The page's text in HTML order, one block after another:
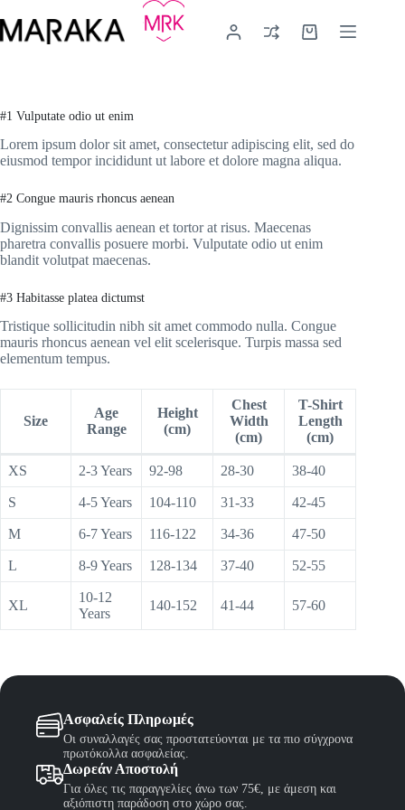
στο
περιεχόμενο
Καλάθι
#1 Vulputate odio ut enim
Lorem ipsum dolor sit amet, consectetur adipiscing elit, sed do
eiusmod tempor incididunt ut labore et dolore magna aliqua.
#2 Congue mauris rhoncus aenean
Dignissim convallis aenean et tortor at risus. Maecenas
pharetra convallis posuere morbi. Vulputate odio ut enim
blandit volutpat maecenas.
#3 Habitasse platea dictumst
Tristique sollicitudin nibh sit amet commodo nulla. Congue
mauris rhoncus aenean vel elit scelerisque. Turpis massa sed
elementum tempus.
Size
Age
Range
Height
(cm)
Chest
Width
(cm)
T-Shirt
Length
(cm)
XS 2-3 Years 92-98 28-30 38-40
S 4-5 Years 104-110 31-33 42-45
M 6-7 Years 116-122 34-36 47-50
L 8-9 Years 128-134 37-40 52-55
XL
10-12
Years
140-152 41-44 57-60
Ασφαλείς Πληρωμές
Οι συναλλαγές σας προστατεύονται με τα πιο σύγχρονα
πρωτόκολλα ασφαλείας.
Δωρεάν Αποστολή
Για όλες τις παραγγελίες άνω των 75€, με άμεση και
αξιόπιστη παράδοση στο χώρο σας.